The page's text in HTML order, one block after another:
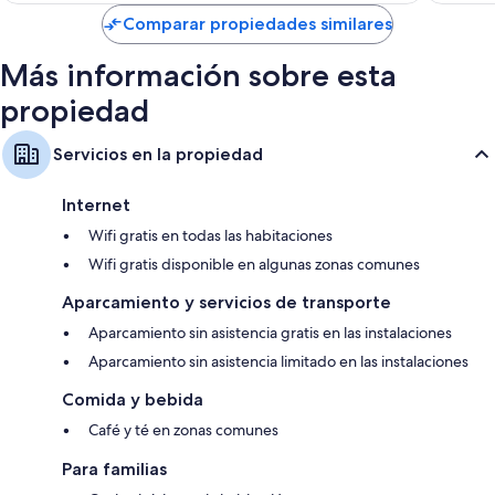
US$ 77
Comparar propiedades similares
Más información sobre esta
propiedad
Servicios en la propiedad
Internet
Wifi gratis en todas las habitaciones
Wifi gratis disponible en algunas zonas comunes
Aparcamiento y servicios de transporte
Aparcamiento sin asistencia gratis en las instalaciones
Aparcamiento sin asistencia limitado en las instalaciones
Comida y bebida
Café y té en zonas comunes
Para familias